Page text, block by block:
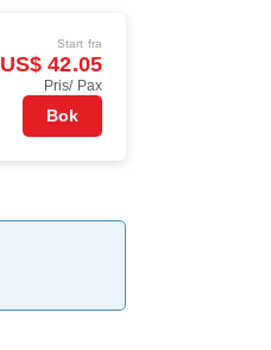
Start fra
US$ 42.05
Pris/ Pax
Bok